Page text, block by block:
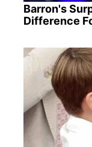
Barron's
Difference